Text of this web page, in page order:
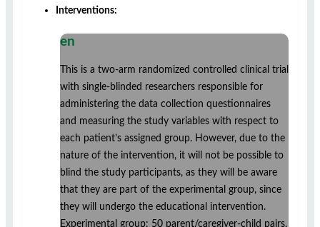
Interventions:
en
This is a two-arm randomized controlled clinical trial
with single-blinded researchers responsible for
administering the data collection questionnaires
and measuring the study variables with respect to
each patient’s assigned group. However, due to the
nature of the intervention, it will not be possible to
blind the study participants, as they will be aware
that they are part of the experimental group, since
they will undergo the educational intervention.
Experimental group: 50 parent/caregiver-child pairs,